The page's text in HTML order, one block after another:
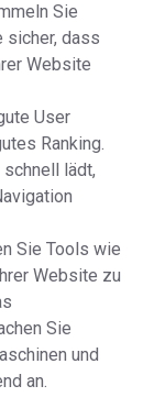
Sie
sicher, dass
Website
User
Ranking.
lädt,
Sie Tools wie
Website zu
Sie
und
an.